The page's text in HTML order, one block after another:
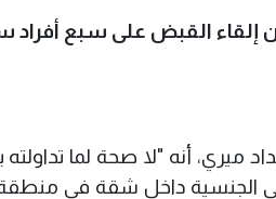
إلقاء القبض على سبع
ميري، أنه "لا صحة لما
على 7 أشخاص سوريي الجنسية داخل شقة